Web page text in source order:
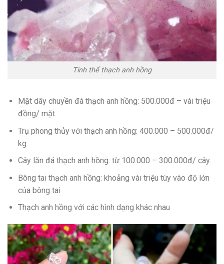
Tinh thể thạch anh hồng
Mặt dây chuyền đá thạch anh hồng: 500.000đ – vài triệu
đồng/ mặt.
Trụ phong thủy với thạch anh hồng: 400.000 – 500.000đ/
kg.
Cây lăn đá thạch anh hồng: từ 100.000 – 300.000đ/ cây.
Bông tai thạch anh hồng: khoảng vài triệu tùy vào độ lớn
của bông tai
Thạch anh hồng với các hình dạng khác nhau